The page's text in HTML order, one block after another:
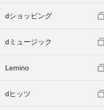
dショッピング
dミュージック
Lemino
dヒッツ